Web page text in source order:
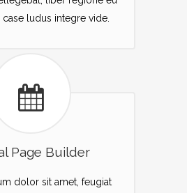
case ludus integre vide.
Page Builder
dolor sit amet, feugiat